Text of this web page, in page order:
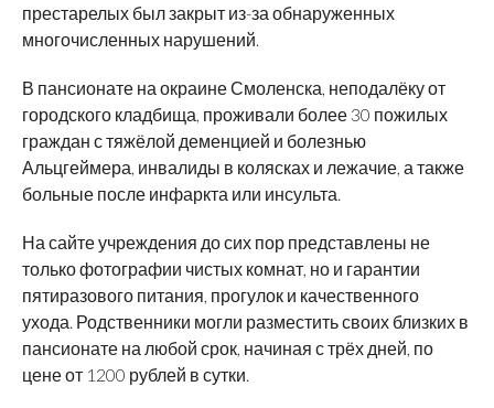
престарелых был закрыт из-за обнаруженных
многочисленных нарушений.
В пансионате на окраине Смоленска, неподалёку от
городского кладбища, проживали более 30 пожилых
граждан с тяжёлой деменцией и болезнью
Альцгеймера, инвалиды в колясках и лежачие, а также
больные после инфаркта или инсульта.
На сайте учреждения до сих пор представлены не
только фотографии чистых комнат, но и гарантии
пятиразового питания, прогулок и качественного
ухода. Родственники могли разместить своих близких в
пансионате на любой срок, начиная с трёх дней, по
цене от 1200 рублей в сутки.